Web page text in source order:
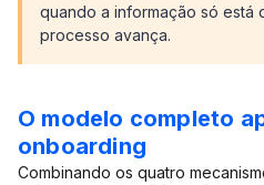
quando a informação só está
processo avança.
O modelo completo
onboarding
Combinando os quatro